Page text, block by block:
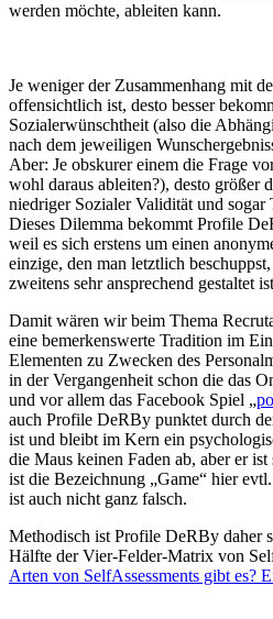
werden möchte, ableiten kann.
Je weniger der Zusammenhang mit
offensichtlich ist, desto besser
Sozialerwünschtheit (also die
nach dem jeweiligen
Aber: Je obskurer einem die Frage
wohl daraus ableiten?), desto größer
niedriger Sozialer Validität und sogar
Dieses Dilemma bekommt Profile
weil es sich erstens um einen
einzige, den man letztlich
zweitens sehr ansprechend gestaltet
Damit wären wir beim Thema
eine bemerkenswerte Tradition im
Elementen zu Zwecken des
in der Vergangenheit schon die das
und vor allem das Facebook Spiel „
auch Profile DeRBy punktet durch
ist und bleibt im Kern ein
die Maus keinen Faden ab, aber er
ist die Bezeichnung „Game“ hier
ist auch nicht ganz falsch.
Methodisch ist Profile DeRBy daher
Hälfte der Vier-Felder-Matrix von
Arten von SelfAssessments gibt es?